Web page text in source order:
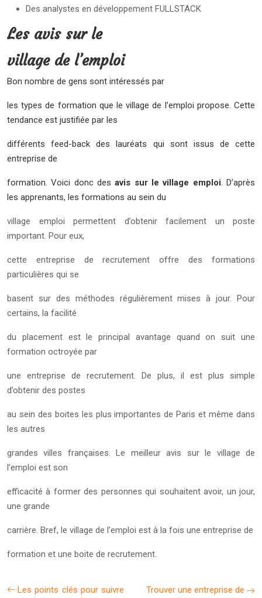
Des analystes en développement FULLSTACK
Les avis sur le
village de l’emploi
Bon nombre de gens sont intéressés par
les types de formation que le village de l’emploi propose. Cette
tendance est justifiée par les
différents feed-back des lauréats qui sont issus de cette
entreprise de
formation. Voici donc desavis sur le village emploi. D’après
les apprenants, les formations au sein du
village emploi permettent d’obtenir facilement un poste
important. Pour eux,
cette entreprise de recrutement offre des formations
particulières qui se
basent sur des méthodes régulièrement mises à jour. Pour
certains, la facilité
du placement est le principal avantage quand on suit une
formation octroyée par
une entreprise de recrutement. De plus, il est plus simple
d’obtenir des postes
au sein des boites les plus importantes de Paris et même dans
les autres
grandes villes françaises. Le meilleur avis sur le village de
l’emploi est son
efficacité à former des personnes qui souhaitent avoir, un jour,
une grande
carrière. Bref, le village de l’emploi est à la fois une entreprise de
formation et une boite de recrutement.
Les points clés pour suivre
Trouver une entreprise de